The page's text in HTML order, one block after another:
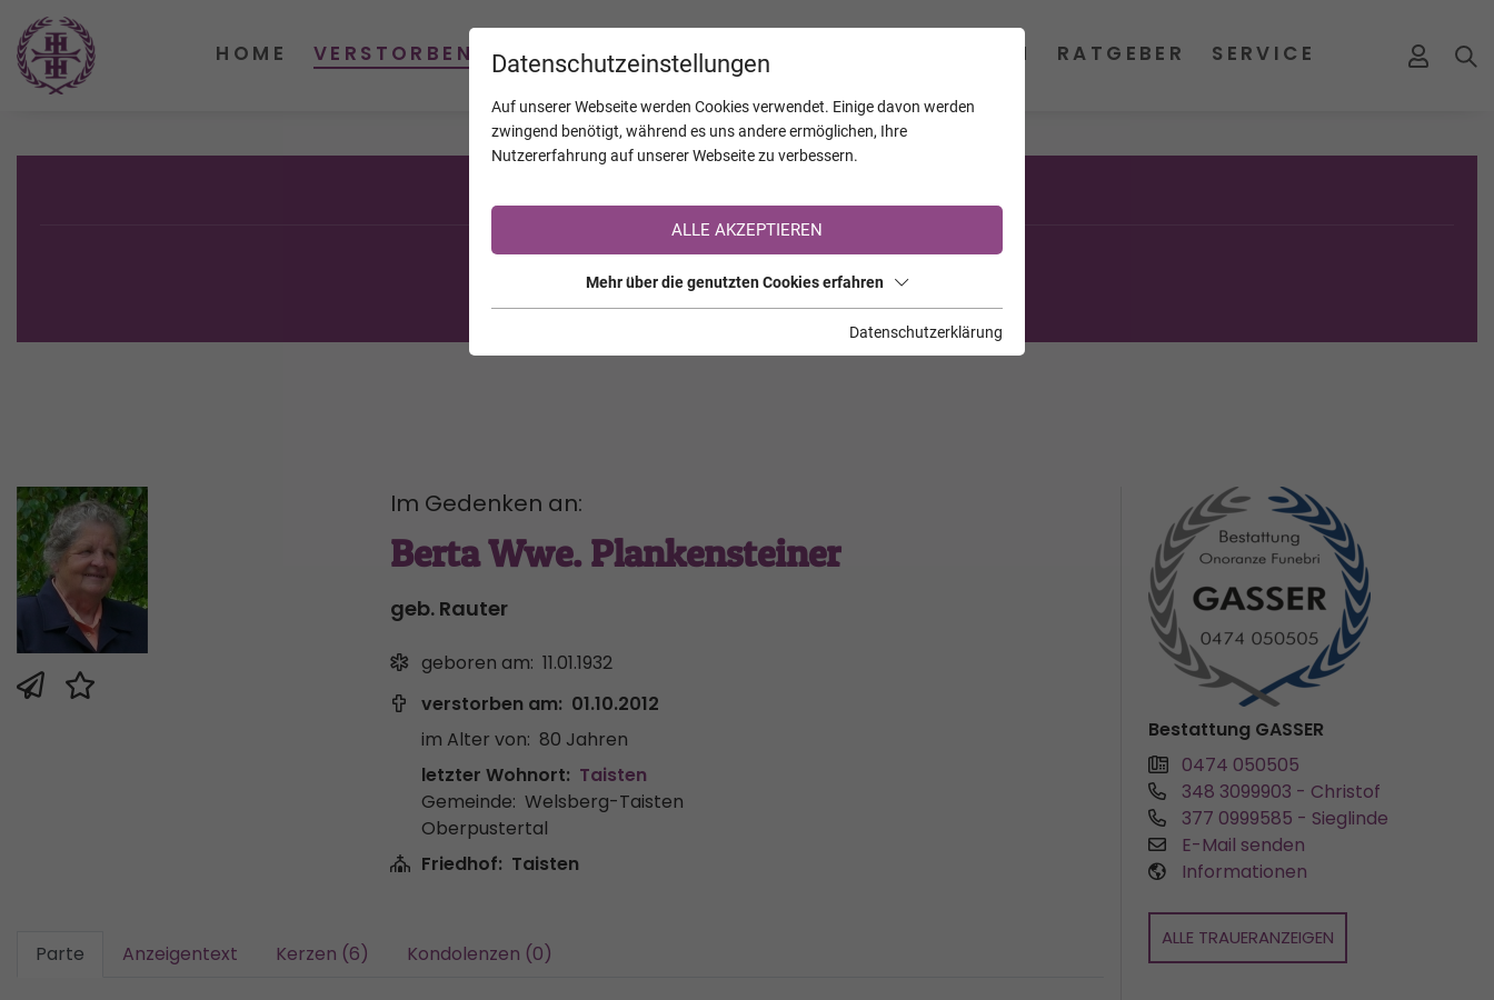
Sie sind noch nicht auf TrauerHilfe.it registriert?
>> zur kostenlosen Registrierung <<
Im Gedenken an:
Berta Wwe. Plankensteiner
geb. Rauter
geboren am: 11.01.1932
verstorben am: 01.10.2012
im Alter von: 80 Jahren
letzter Wohnort: Taisten
Gemeinde: Welsberg-Taisten
Oberpustertal
Friedhof: Taisten
Parte Anzeigentext Kerzen (6) Kondolenzen (0)
Bestattung GASSER
0474 050505
348 3099903 - Christof
377 0999585 - Sieglinde
E-Mail senden
Informationen
ALLE TRAUERANZEIGEN
Datenschutzeinstellungen
Auf unserer Webseite werden Cookies verwendet. Einige davon werden
zwingend benötigt, während es uns andere ermöglichen, Ihre
Nutzererfahrung auf unserer Webseite zu verbessern.
ALLE AKZEPTIEREN
Mehr über die genutzten Cookies erfahren
Datenschutzerklärung
HOME VERSTORBENE KALENDER JAHRESTAGE UNTERNEHMEN RATGEBER SERVICE